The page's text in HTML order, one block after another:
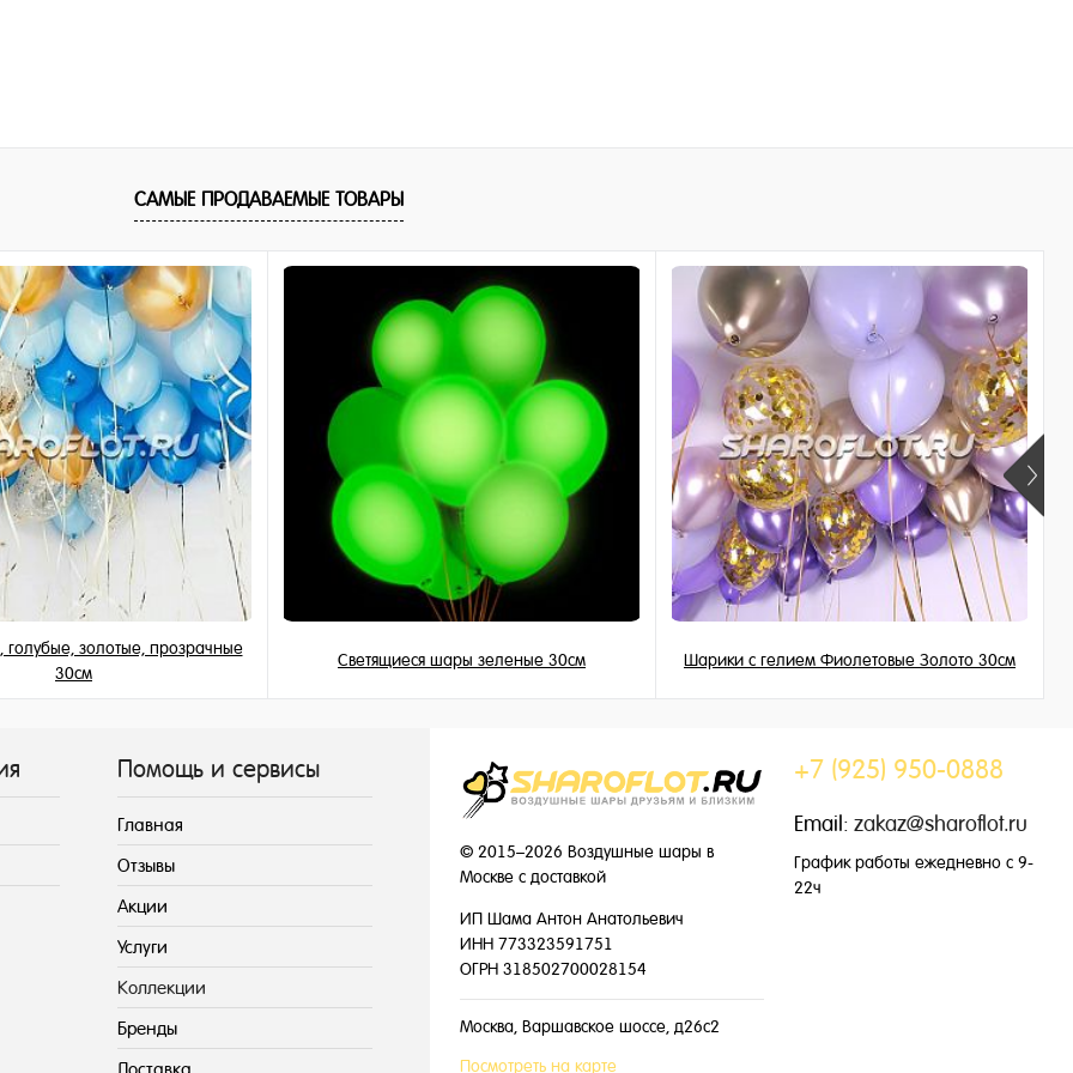
САМЫЕ ПРОДАВАЕМЫЕ ТОВАРЫ
золотые, прозрачные
30см
Светящиеся шары зеленые 30см Шарики с гелием Фиолетовые Золото 30см
Помощь и сервисы
Главная
Отзывы
Акции
Услуги
Коллекции
Бренды
Доставка
© 2015–2026 Воздушные шары в
Москве с доставкой
ИП Шама Антон Анатольевич
ИНН 773323591751
ОГРН 318502700028154
Москва, Варшавское шоссе, д26с2
Посмотреть на карте
+7 (925) 950-0888
Email: zakaz@sharoflot.ru
График работы ежедневно с 9-
22ч